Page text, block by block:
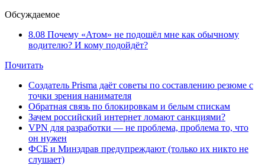
Обсуждаемое
8.08 Почему «Атом» не подошёл мне как обычному
водителю? И кому подойдёт?
Почитать
Создатель Prisma даёт советы по составлению резюме с
точки зрения нанимателя
Обратная связь по блокировкам и белым спискам
Зачем российский интернет ломают санкциями?
VPN для разработки — не проблема, проблема то, что
он нужен
ФСБ и Минздрав предупреждают (только их никто не
слушает)